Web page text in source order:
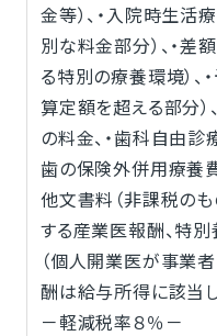
金等）、・入院時生活
別な料金部分）、・差
る特別の療養環境）、
算定額を超える部分
の料金、・歯科自由
歯の保険外併用療養費
他文書料（非課税のも
する産業医報酬、特
（個人開業医が事業
酬は給与所得に該当し
－軽減税率８％－